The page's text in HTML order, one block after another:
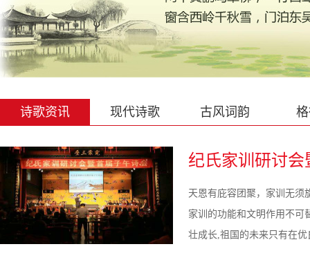
诗歌资讯 现代诗歌 古风词韵
纪氏家训研讨
天恩有庇容团聚，家训无须
家训的功能和文明作用不可
壮成长,祖国的未来只有在